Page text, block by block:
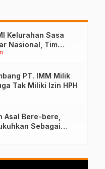
Kelurahan Sasa
Nasional, Tim
di Ternate
PT. IMM Milik
Tak Miliki Izin HPH
Asal Bere-bere,
Sebagai
Ummu